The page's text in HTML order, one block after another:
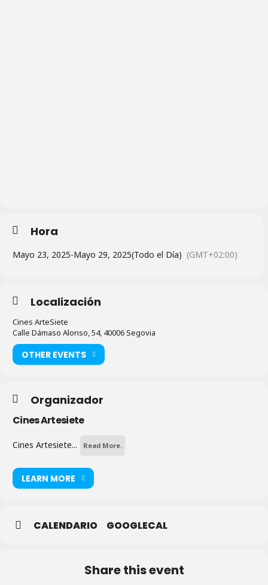
Hora
Mayo 23, 2025-Mayo 29, 2025(Todo el Día) (GMT+02:00)
Localización
Cines ArteSiete
Calle Dámaso Alonso, 54, 40006 Segovia
OTHER EVENTS
Organizador
Cines Artesiete
Cines Artesiete... Read More.
LEARN MORE
CALENDARIO GOOGLECAL
Share this event